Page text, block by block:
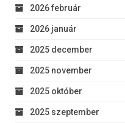
2026 február
2026 január
2025 december
2025 november
2025 október
2025 szeptember